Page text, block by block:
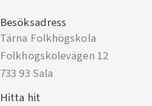
Besöksadress
Tärna Folkhögskola
Folkhögskolevägen 12
733 93 Sala
Hitta hit